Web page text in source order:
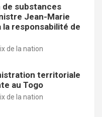
de substances
Jean-Marie
la responsabilité de
de la nation
territoriale
au Togo
de la nation